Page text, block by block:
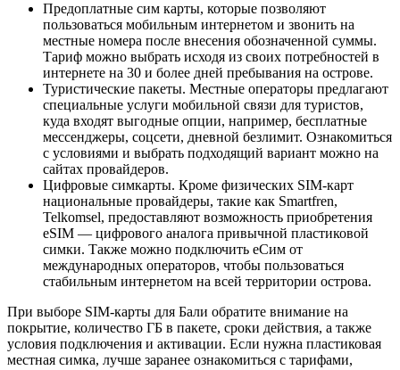
Предоплатные сим карты, которые позволяют
пользоваться мобильным интернетом и звонить на
местные номера после внесения обозначенной суммы.
Тариф можно выбрать исходя из своих потребностей в
интернете на 30 и более дней пребывания на острове.
Туристические пакеты. Местные операторы предлагают
специальные услуги мобильной связи для туристов,
куда входят выгодные опции, например, бесплатные
мессенджеры, соцсети, дневной безлимит. Ознакомиться
с условиями и выбрать подходящий вариант можно на
сайтах провайдеров.
Цифровые симкарты. Кроме физических SIM-карт
национальные провайдеры, такие как Smartfren,
Telkomsel, предоставляют возможность приобретения
eSIM — цифрового аналога привычной пластиковой
симки. Также можно подключить еСим от
международных операторов, чтобы пользоваться
стабильным интернетом на всей территории острова.
При выборе SIM-карты для Бали обратите внимание на
покрытие, количество ГБ в пакете, сроки действия, а также
условия подключения и активации. Если нужна пластиковая
местная симка, лучше заранее ознакомиться с тарифами,